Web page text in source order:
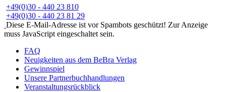
+49(0)30 - 440 23 810
+49(0)30 - 440 23 81 29
Diese E-Mail-Adresse ist vor Spambots geschützt! Zur Anzeige
muss JavaScript eingeschaltet sein.
FAQ
Neuigkeiten aus dem BeBra Verlag
Gewinnspiel
Unsere Partnerbuchhandlungen
Veranstaltungsrückblick